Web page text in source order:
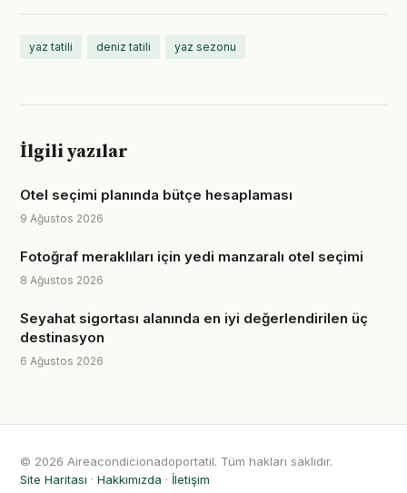
yaz tatili deniz tatili yaz sezonu
İlgili yazılar
Otel seçimi planında bütçe hesaplaması
9 Ağustos 2026
Fotoğraf meraklıları için yedi manzaralı otel seçimi
8 Ağustos 2026
Seyahat sigortası alanında en iyi değerlendirilen üç
destinasyon
6 Ağustos 2026
© 2026 Aireacondicionadoportatil. Tüm hakları saklıdır.
Site Haritası · Hakkımızda · İletişim